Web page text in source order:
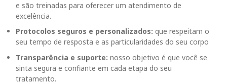
e são treinadas para oferecer um atendimento de
excelência.
Protocolos seguros e personalizados: que respeitam o
seu tempo de resposta e as particularidades do seu corpo
Transparência e suporte: nosso objetivo é que você se
sinta segura e confiante em cada etapa do seu
tratamento.